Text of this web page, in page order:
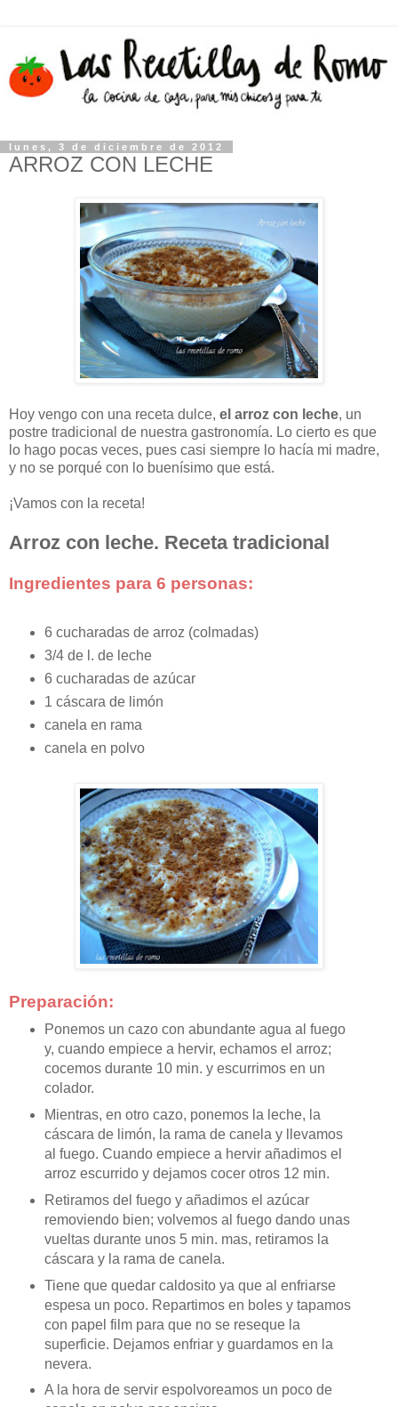
lunes, 3 de diciembre de 2012
ARROZ CON LECHE
Hoy vengo con una receta dulce, el arroz con leche, un
postre tradicional de nuestra gastronomía. Lo cierto es que
lo hago pocas veces, pues casi siempre lo hacía mi madre,
y no se porqué con lo buenísimo que está.
¡Vamos con la receta!
Arroz con leche. Receta tradicional
Ingredientes para 6 personas:
6 cucharadas de arroz (colmadas)
3/4 de l. de leche
6 cucharadas de azúcar
1 cáscara de limón
canela en rama
canela en polvo
Preparación:
Ponemos un cazo con abundante agua al fuego
y, cuando empiece a hervir, echamos el arroz;
cocemos durante 10 min. y escurrimos en un
colador.
Mientras, en otro cazo, ponemos la leche, la
cáscara de limón, la rama de canela y llevamos
al fuego. Cuando empiece a hervir añadimos el
arroz escurrido y dejamos cocer otros 12 min.
Retiramos del fuego y añadimos el azúcar
removiendo bien; volvemos al fuego dando unas
vueltas durante unos 5 min. mas, retiramos la
cáscara y la rama de canela.
Tiene que quedar caldosito ya que al enfriarse
espesa un poco. Repartimos en boles y tapamos
con papel film para que no se reseque la
superficie. Dejamos enfriar y guardamos en la
nevera.
A la hora de servir espolvoreamos un poco de